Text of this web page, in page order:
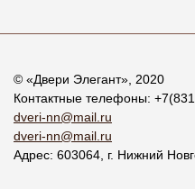
© «Двери Элегант», 2020
Контактные телефоны:
dveri-nn@mail.ru
dveri-nn@mail.ru
Адрес: 603064 , г. Нижний